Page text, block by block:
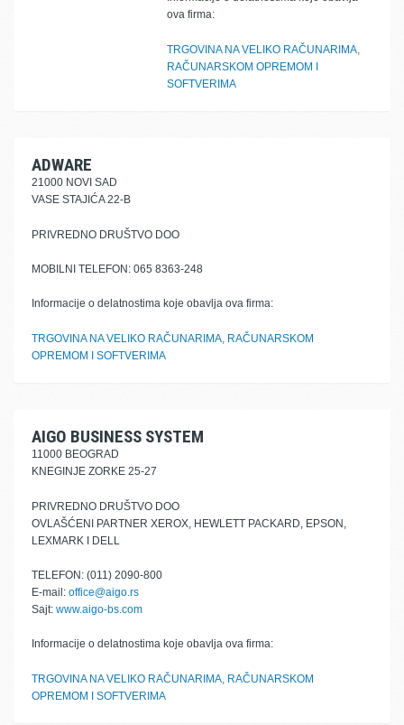
ova firma:
TRGOVINA NA VELIKO RAČUNARIMA,
RAČUNARSKOM OPREMOM I
SOFTVERIMA
ADWARE
21000 NOVI SAD
VASE STAJIĆA 22-B
PRIVREDNO DRUŠTVO DOO
MOBILNI TELEFON: 065 8363-248
Informacije o delatnostima koje obavlja ova firma:
TRGOVINA NA VELIKO RAČUNARIMA, RAČUNARSKOM
OPREMOM I SOFTVERIMA
AIGO BUSINESS SYSTEM
11000 BEOGRAD
KNEGINJE ZORKE 25-27
PRIVREDNO DRUŠTVO DOO
OVLAŠĆENI PARTNER XEROX, HEWLETT PACKARD, EPSON,
LEXMARK I DELL
TELEFON: (011) 2090-800
E-mail: office@aigo.rs
Sajt: www.aigo-bs.com
Informacije o delatnostima koje obavlja ova firma:
TRGOVINA NA VELIKO RAČUNARIMA, RAČUNARSKOM
OPREMOM I SOFTVERIMA